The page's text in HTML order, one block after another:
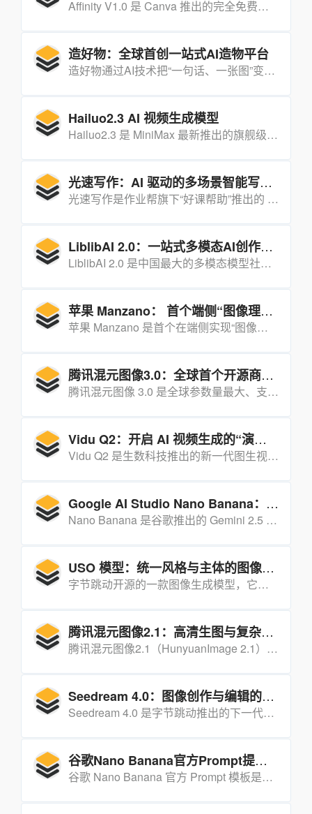
Affinity V1.0 是 Canva 推出的完全免费、整合矢量绘图、图像处理与排版的专业设计套件，剑指 Adobe 订阅制。
造好物：全球首创一站式AI造物平台
造好物通过AI技术把“一句话、一张图”变成可量产的实物，实现“人人都能开工厂”。
Hailuo2.3 AI 视频生成模型
Hailuo2.3 是 MiniMax 最新推出的旗舰级 AI 视频生成模型，用一句话即可生成 10 秒 1080P、电影级真实感与物理一致性的短片。
光速写作：AI 驱动的多场景智能写作助手
光速写作是作业帮旗下“好课帮助”推出的 AI 写作平台，可在 10 分钟内完成论文、报告、PPT 等全流程创作，显著提升写作效率。
LiblibAI 2.0：一站式多模态AI创作平台
LiblibAI 2.0 是中国最大的多模态模型社区推出的全新创作平台，集成图像、视频生成与模型训练于一体，支持免费算力与海量模型资源，旨在让创作者“零门槛”实现高质量AI创作。
苹果 Manzano： 首个端侧“图像理解+图像生成”统一架构的多模态大模型
苹果 Manzano 是首个在端侧实现“图像理解+图像生成”统一架构的多模态大模型，用一套参数同时完成“看懂图”和“画出图”。
腾讯混元图像3.0：全球首个开源商用级原生多模态生图模型
腾讯混元图像 3.0 是全球参数量最大、支持世界知识推理与千字级语义理解的开源多模态图像生成模型，效果媲美顶尖闭源系统。
Vidu Q2：开启 AI 视频生成的“演技时代”
Vidu Q2 是生数科技推出的新一代图生视频大模型，它通过突破细微表情生成技术，实现了从“视频生成”到“演技生成”的跨越，为内容创作、影视产业、广告营销等领域带来了全新升级。
Google AI Studio Nano Banana：多模态图像生成与编辑工具
Nano Banana 是谷歌推出的 Gemini 2.5 Flash Image 多模态模型，擅长以极高一致性完成文本生成图像、图像编辑与多图融合任务，适合个人创作与商业设计。
USO 模型：统一风格与主体的图像生成利器
字节跳动开源的一款图像生成模型，它首次将“风格驱动”与“主体驱动”两类原本对立的图像生成任务统一到单一模型中，实现了风格相似性与主体一致性的双重优化。
腾讯混元图像2.1：高清生图与复杂语义理解的突破
腾讯混元图像2.1（HunyuanImage 2.1）是腾讯最新发布的开源文生图大模型，支持原生2K高清生图，具备强大的复杂语义理解能力。
Seedream 4.0：图像创作与编辑的全能工具
Seedream 4.0 是字节跳动推出的下一代多模态 AI 图像生成模型，集图像生成与编辑功能于一体，能精准理解用户指令，快速生成高质量图像。
谷歌Nano Banana官方Prompt提示词
谷歌 Nano Banana 官方 Prompt 模板是一套专为 Gemini 2.5 Flash Image 模型设计的图像生成提示词模板，帮助用户快速生成高质量、风格多样的图像内容。